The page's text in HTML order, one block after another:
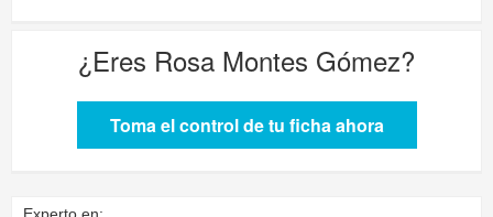
¿Eres Rosa Montes Gómez?
Toma el control de tu ficha ahora